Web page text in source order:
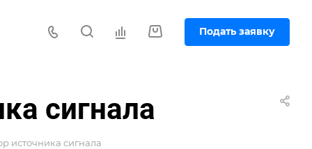
Подать заявку
сигнала
источника сигнала